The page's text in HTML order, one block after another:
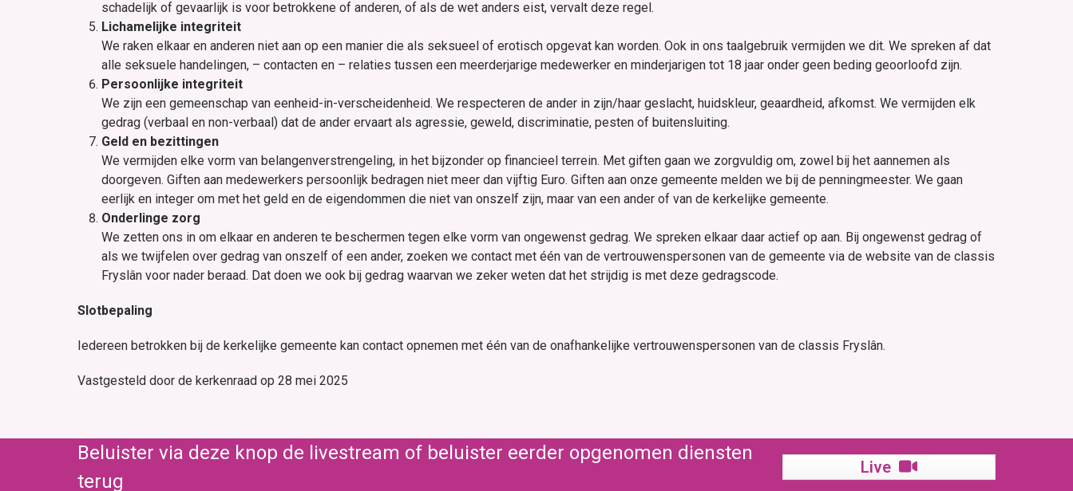
schadelijk of gevaarlijk is voor betrokkene of anderen, of als de wet anders eist, vervalt deze regel.
Lichamelijke integriteit
We raken elkaar en anderen niet aan op een manier die als seksueel of erotisch opgevat kan worden. Ook in ons taalgebruik vermijden we dit. We spreken af dat
alle seksuele handelingen, – contacten en – relaties tussen een meerderjarige medewerker en minderjarigen tot 18 jaar onder geen beding geoorloofd zijn.
Persoonlijke integriteit
We zijn een gemeenschap van eenheid-in-verscheidenheid. We respecteren de ander in zijn/haar geslacht, huidskleur, geaardheid, afkomst. We vermijden elk
gedrag (verbaal en non-verbaal) dat de ander ervaart als agressie, geweld, discriminatie, pesten of buitensluiting.
Geld en bezittingen
We vermijden elke vorm van belangenverstrengeling, in het bijzonder op financieel terrein. Met giften gaan we zorgvuldig om, zowel bij het aannemen als
doorgeven. Giften aan medewerkers persoonlijk bedragen niet meer dan vijftig Euro. Giften aan onze gemeente melden we bij de penningmeester. We gaan
eerlijk en integer om met het geld en de eigendommen die niet van onszelf zijn, maar van een ander of van de kerkelijke gemeente.
Onderlinge zorg
We zetten ons in om elkaar en anderen te beschermen tegen elke vorm van ongewenst gedrag. We spreken elkaar daar actief op aan. Bij ongewenst gedrag of
als we twijfelen over gedrag van onszelf of een ander, zoeken we contact met één van de vertrouwenspersonen van de gemeente via de website van de classis
Fryslân voor nader beraad. Dat doen we ook bij gedrag waarvan we zeker weten dat het strijdig is met deze gedragscode.
Slotbepaling
Iedereen betrokken bij de kerkelijke gemeente kan contact opnemen met één van de onafhankelijke vertrouwenspersonen van de classis Fryslân.
Vastgesteld door de kerkenraad op 28 mei 2025
Beluister via deze knop de livestream of beluister eerder opgenomen diensten
terug
Live